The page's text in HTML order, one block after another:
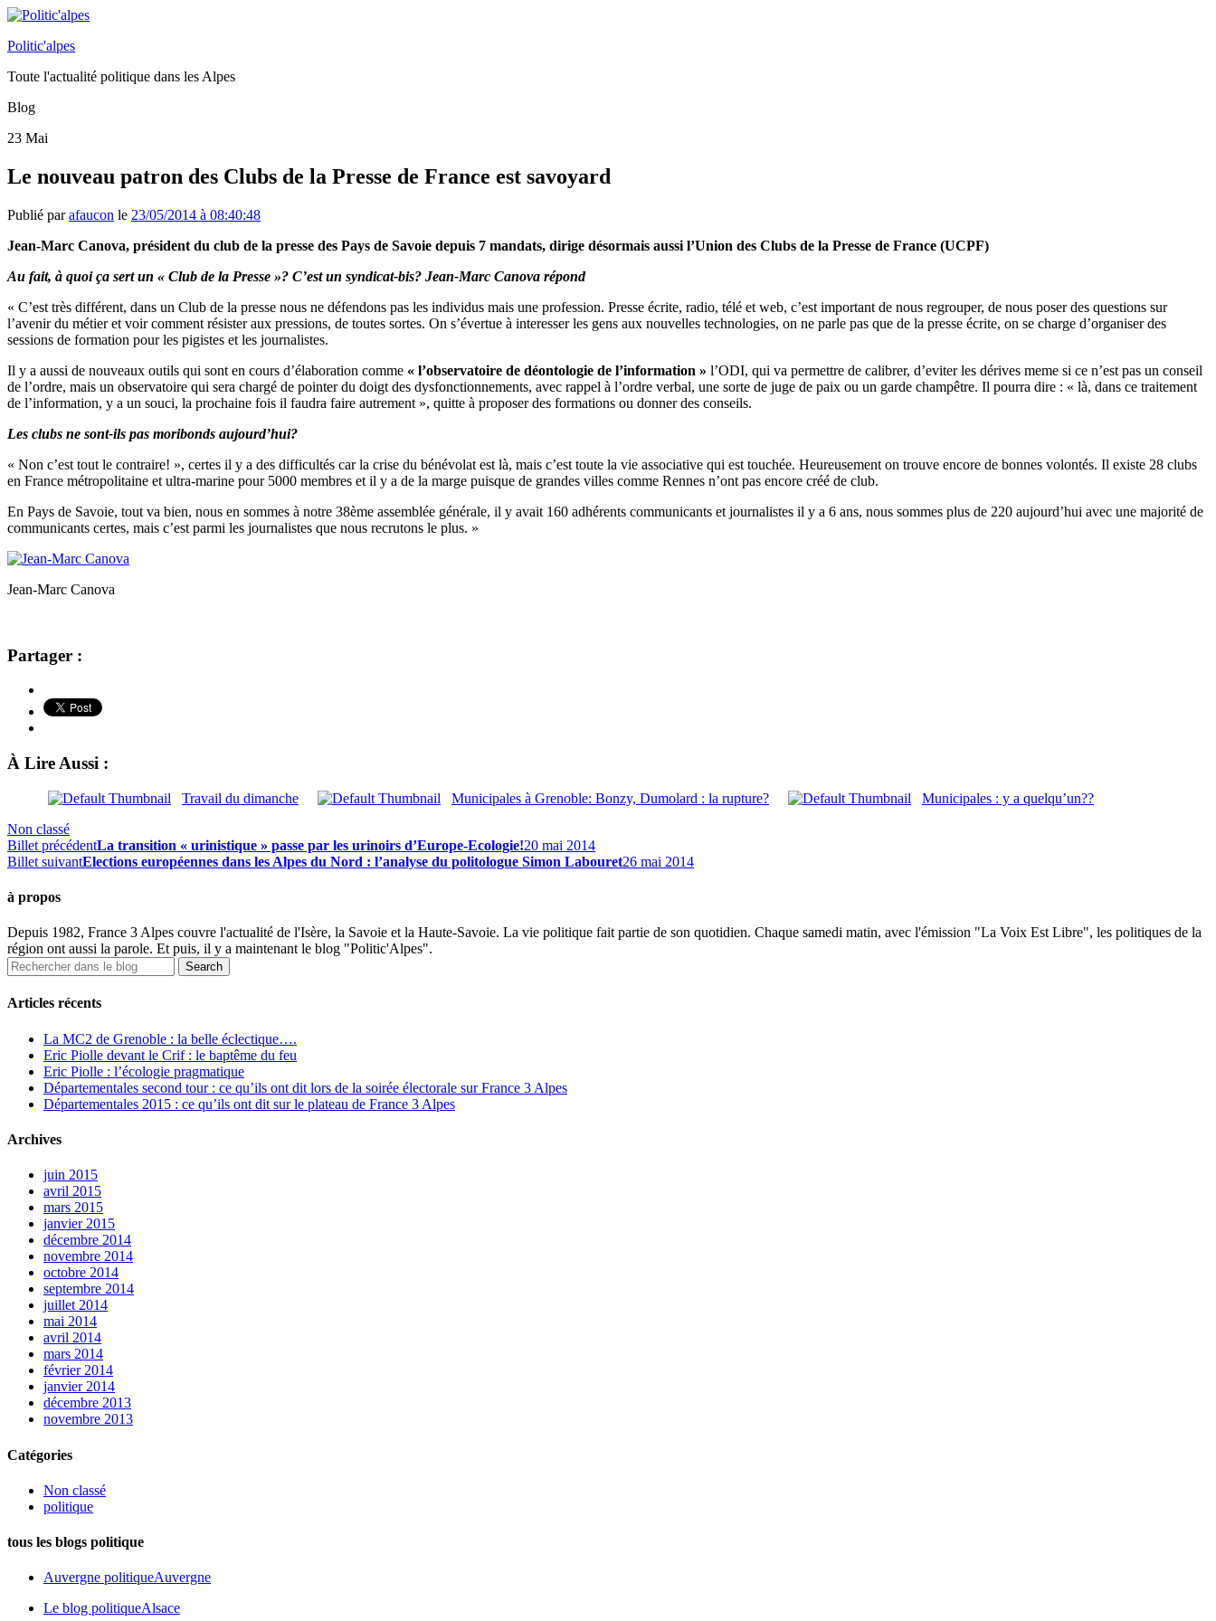
Politic'alpes
Toute l'actualité politique dans les Alpes
Blog
23 Mai
Le nouveau patron des Clubs de la Presse de France est savoyard
Publié parafaucon le 23/05/2014 à 08:40:48
Jean-Marc Canova, président du club de la presse des Pays de Savoie depuis 7 mandats, dirige désormais aussi l’Union des Clubs de la Presse de France (UCPF)
Au fait, à quoi ça sert un « Club de la Presse »? C’est un syndicat-bis? Jean-Marc Canova répond
« C’est très différent, dans un Club de la presse nous ne défendons pas les individus mais une profession. Presse écrite, radio, télé et web, c’est important de nous regrouper, de nous poser des questions sur
l’avenir du métier et voir comment résister aux pressions, de toutes sortes. On s’évertue à interesser les gens aux nouvelles technologies, on ne parle pas que de la presse écrite, on se charge d’organiser des
sessions de formation pour les pigistes et les journalistes.
Il y a aussi de nouveaux outils qui sont en cours d’élaboration comme « l’observatoire de déontologie de l’information » l’ODI, qui va permettre de calibrer, d’eviter les dérives meme si ce n’est pas un conseil
de l’ordre, mais un observatoire qui sera chargé de pointer du doigt des dysfonctionnements, avec rappel à l’ordre verbal, une sorte de juge de paix ou un garde champêtre. Il pourra dire : « là, dans ce traitement
de l’information, y a un souci, la prochaine fois il faudra faire autrement », quitte à proposer des formations ou donner des conseils.
Les clubs ne sont-ils pas moribonds aujourd’hui?
« Non c’est tout le contraire! », certes il y a des difficultés car la crise du bénévolat est là, mais c’est toute la vie associative qui est touchée. Heureusement on trouve encore de bonnes volontés. Il existe 28 clubs
en France métropolitaine et ultra-marine pour 5000 membres et il y a de la marge puisque de grandes villes comme Rennes n’ont pas encore créé de club.
En Pays de Savoie, tout va bien, nous en sommes à notre 38ème assemblée générale, il y avait 160 adhérents communicants et journalistes il y a 6 ans, nous sommes plus de 220 aujourd’hui avec une majorité de
communicants certes, mais c’est parmi les journalistes que nous recrutons le plus. »
Jean-Marc Canova
Partager :
À Lire Aussi :
Travail du dimanche Municipales à Grenoble: Bonzy, Dumolard : la rupture?
Municipales : y a quelqu’un??
Non classé
Billet précédentLa transition « urinistique » passe par les urinoirs d’Europe-Ecologie!20 mai 2014
Billet suivantElections européennes dans les Alpes du Nord : l’analyse du politologue Simon Labouret26 mai 2014
à propos
Depuis 1982, France 3 Alpes couvre l'actualité de l'Isère, la Savoie et la Haute-Savoie. La vie politique fait partie de son quotidien. Chaque samedi matin, avec l'émission "La Voix Est Libre", les politiques de la
région ont aussi la parole. Et puis, il y a maintenant le blog "Politic'Alpes".
Articles récents
La MC2 de Grenoble : la belle éclectique….
Eric Piolle devant le Crif : le baptême du feu
Eric Piolle : l’écologie pragmatique
Départementales second tour : ce qu’ils ont dit lors de la soirée électorale sur France 3 Alpes
Départementales 2015 : ce qu’ils ont dit sur le plateau de France 3 Alpes
Archives
juin 2015
avril 2015
mars 2015
janvier 2015
décembre 2014
novembre 2014
octobre 2014
septembre 2014
juillet 2014
mai 2014
avril 2014
mars 2014
février 2014
janvier 2014
décembre 2013
novembre 2013
Catégories
Non classé
politique
tous les blogs politique
Auvergne politiqueAuvergne
Le blog politiqueAlsace